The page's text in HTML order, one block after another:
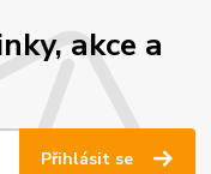
akce a
Přihlásit se